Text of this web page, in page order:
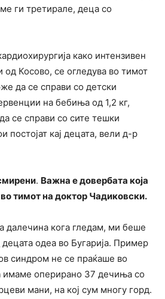
ги третирале, деца со
како интензивен
Косово, се огледува во тимот
да се справи со детски
на бебиња од 1,2 кг,
се справи со сите тешки
постојат кај децата, вели д-р
. Важна е довербата која
тимот на доктор Чадиковски.
далечина кога гледам, ми беше
одеа во Бугарија. Пример
синдром не се праќаше во
имаме оперирано 37 дечиња со
мани, на кој сум многу горд.